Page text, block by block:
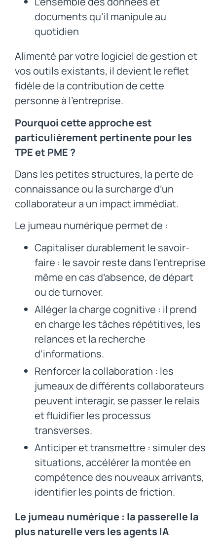
documents qu’il manipule au
quotidien
Alimenté par votre logiciel de gestion et
vos outils existants, il devient le reflet
fidèle de la contribution de cette
personne à l’entreprise.
Pourquoi cette approche est
particulièrement pertinente pour les
TPE et PME ?
Dans les petites structures, la perte de
connaissance ou la surcharge d’un
collaborateur a un impact immédiat.
Le jumeau numérique permet de :
Capitaliser durablement le savoir-
faire : le savoir reste dans l’entreprise
même en cas d’absence, de départ
ou de turnover.
Alléger la charge cognitive : il prend
en charge les tâches répétitives, les
relances et la recherche
d’informations.
Renforcer la collaboration : les
jumeaux de différents collaborateurs
peuvent interagir, se passer le relais
et fluidifier les processus
transverses.
Anticiper et transmettre : simuler des
situations, accélérer la montée en
compétence des nouveaux arrivants,
identifier les points de friction.
Le jumeau numérique : la passerelle la
plus naturelle vers les agents IA